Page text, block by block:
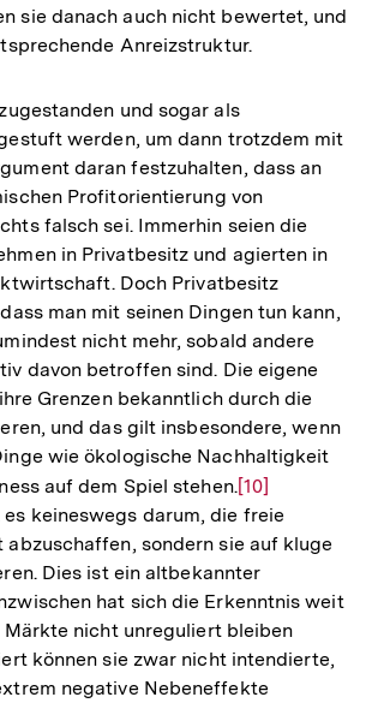
sie danach auch nicht bewertet, und
Anreizstruktur.
und sogar als
werden, um dann trotzdem mit
daran festzuhalten, dass an
Profitorientierung von
falsch sei. Immerhin seien die
in Privatbesitz und agierten in
Doch Privatbesitz
man mit seinen Dingen tun kann,
nicht mehr, sobald andere
davon betroffen sind. Die eigene
Grenzen bekanntlich durch die
und das gilt insbesondere, wenn
wie ökologische Nachhaltigkeit
auf dem Spiel stehen.Zur
Auflösung
der
Fußnote
[10]
keineswegs darum, die freie
sondern sie auf kluge
Dies ist ein altbekannter
hat sich die Erkenntnis weit
nicht unreguliert bleiben
können sie zwar nicht intendierte,
negative Nebeneffekte